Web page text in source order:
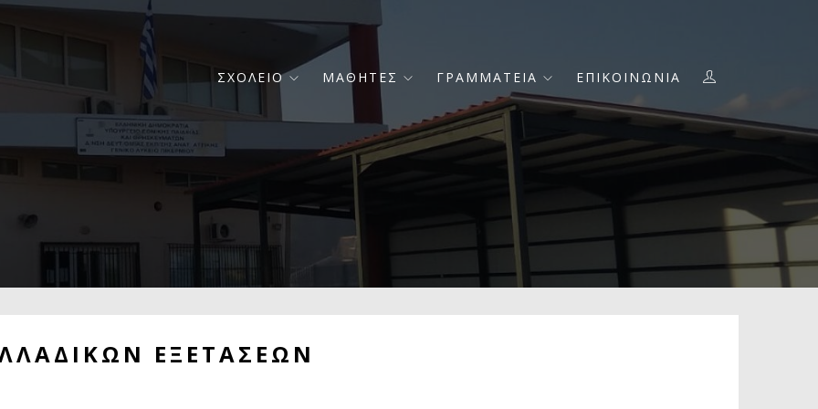
πλοήγηση
ΣΧΟΛΕΙΟ ΜΑΘΗΤΕΣ ΓΡΑΜΜΑΤΕΙΑ ΕΠΙΚΟΙΝΩΝΙΑ
ΕΞΕΤΑΣΕΩΝ